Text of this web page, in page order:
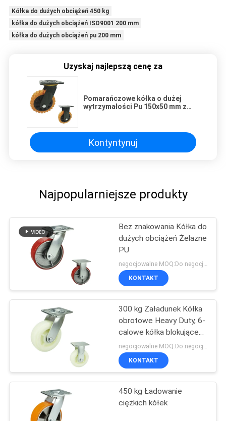
Kółka do dużych obciążeń 450 kg
kółka do dużych obciążeń ISO9001 200 mm
kółka do dużych obciążeń pu 200 mm
Uzyskaj najlepszą cenę za
Pomarańczowe kółka o dużej
wytrzymałości Pu 150x50 mm z
Kontyntynuj
Najpopularniejsze produkty
Bez znakowania Kółka do
dużych obciążeń Żelazne
PU
negocjowalne MOQ:Do negocjacji
KONTAKT
300 kg Załadunek Kółka
obrotowe Heavy Duty, 6-
calowe kółka blokujące
Heavy Duty
KONTAKT
450 kg Ładowanie
ciężkich kółek